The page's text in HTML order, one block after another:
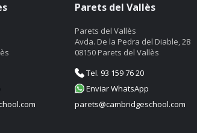
Parets del Vallès
Parets del Vallès
Avda. De la Pedra del Diable, 28
08150 Parets del Vallès
Tel. 93 159 76 20
Enviar WhatsApp
parets@cambridgeschool.com